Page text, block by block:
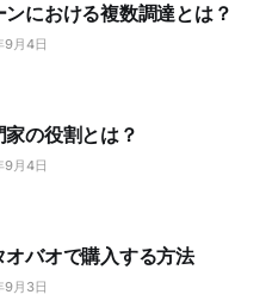
における複数調達とは？
月4日
の役割とは？
月4日
オバオで購入する方法
月3日